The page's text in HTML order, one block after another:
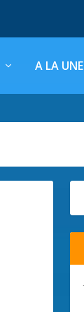
A LA UNE